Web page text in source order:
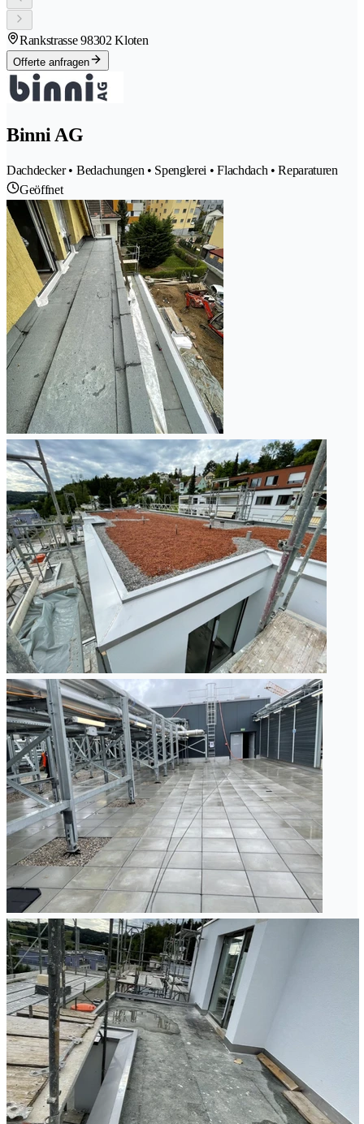
Rankstrasse 98302 Kloten
Offerte anfragen
Binni AG
Dachdecker • Bedachungen • Spenglerei • Flachdach • Reparaturen
Geöffnet